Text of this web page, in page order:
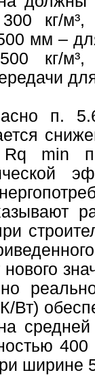
300 кг/
мм –
кг/м³,
п.
min
Вт)
ширине